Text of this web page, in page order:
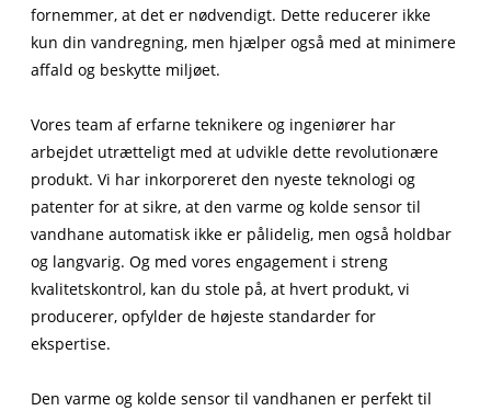
fornemmer, at det er nødvendigt. Dette reducerer ikke
kun din vandregning, men hjælper også med at minimere
affald og beskytte miljøet.
Vores team af erfarne teknikere og ingeniører har
arbejdet utrætteligt med at udvikle dette revolutionære
produkt. Vi har inkorporeret den nyeste teknologi og
patenter for at sikre, at den varme og kolde sensor til
vandhane automatisk ikke er pålidelig, men også holdbar
og langvarig. Og med vores engagement i streng
kvalitetskontrol, kan du stole på, at hvert produkt, vi
producerer, opfylder de højeste standarder for
ekspertise.
Den varme og kolde sensor til vandhanen er perfekt til